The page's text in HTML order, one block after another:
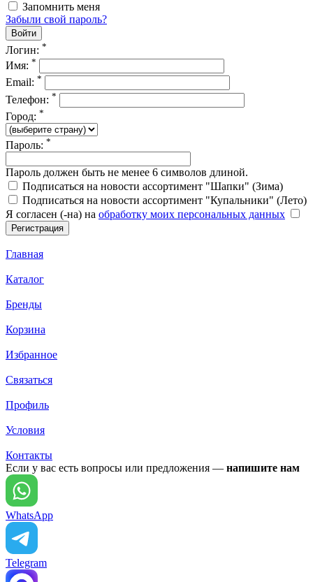
Запомнить меня
Забыли свой пароль?
Логин: *
Имя: *
Email: *
Телефон: *
Город: *
Пароль: *
Пароль должен быть не менее 6 символов длиной.
Подписаться на новости ассортимент "Шапки" (Зима)
Подписаться на новости ассортимент "Купальники" (Лето)
Я согласен (-на) на обработку моих персональных данных
Главная
Каталог
Бренды
Корзина
Избранное
Связаться
Профиль
Условия
Контакты
Если у вас есть вопросы или предложения — напишите нам
WhatsApp
Telegram